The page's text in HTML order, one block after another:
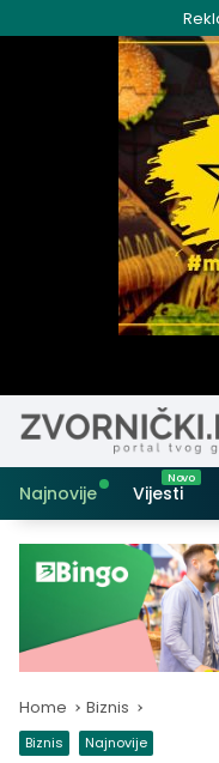
to
Najnovije Vijesti
Home Biznis
Biznis Najnovije